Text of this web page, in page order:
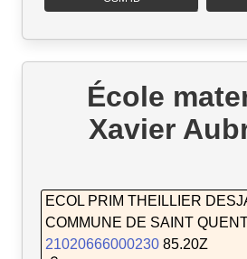
École
Xavier
ECOL PRIM THEILLIER
COMMUNE DE SAINT
21020666000230 85.20Z